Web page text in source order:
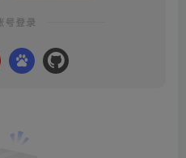
号登录